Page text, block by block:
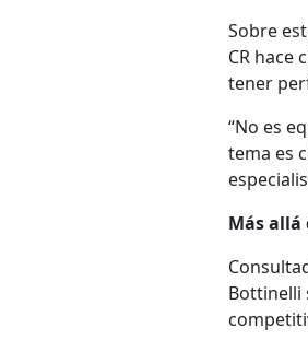
Sobre
CR hace
tener
“No es
tema es
Más allá
Bottinelli